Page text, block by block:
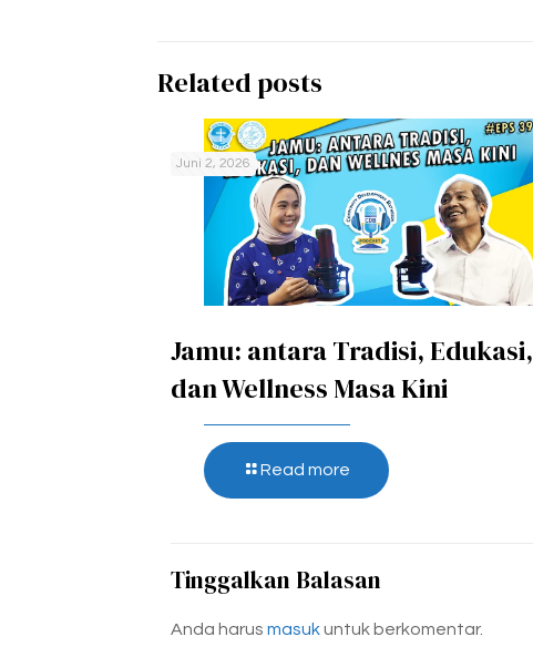
Related posts
Juni 2, 2026
Jamu: antara Tradisi, Edukasi,
dan Wellness Masa Kini
Read more
Tinggalkan Balasan
Anda harus masukuntuk berkomentar.